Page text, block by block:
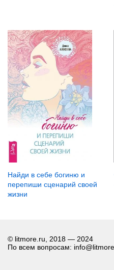
Найди в себе богиню и
перепиши сценарий своей
жизни
© litmore.ru, 2018 — 2024
По всем вопросам: